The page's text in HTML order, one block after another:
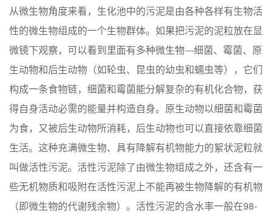
从微生物角度来看，生化池中的污泥是由各种各样有生物活
性的微生物组成的一个生物群体。如果把污泥的泥粒放在显
微镜下观察，可以看到里面有多种微生物---细菌、霉菌、原
生动物和后生动物（如轮虫、昆虫的幼虫和蠕虫等），它们
构成一条食物链，细菌和霉菌能分解复杂的有机化合物，获
得自身活动必需的能量并构造自身。原生动物以细菌和霉菌
为食，又被后生动物所消耗，后生动物也可以直接依靠细菌
生活。这种充满微生物、具有降解有机物能力的絮状泥粒就
叫做活性污泥。活性污泥除了由微生物组成之外，还含有一
些无机物质和吸附在活性污泥上不能再被生物降解的有机物
（即微生物的代谢残余物）。活性污泥的含水率一般在98-